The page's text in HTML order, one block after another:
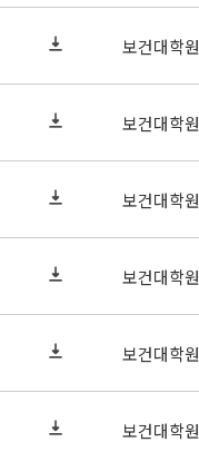
보건대학원
보건대학원
보건대학원
보건대학원
보건대학원
보건대학원